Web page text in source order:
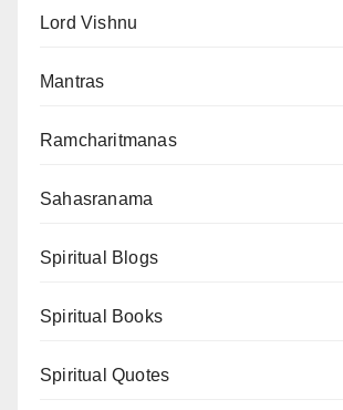
Lord Vishnu
Mantras
Ramcharitmanas
Sahasranama
Spiritual Blogs
Spiritual Books
Spiritual Quotes